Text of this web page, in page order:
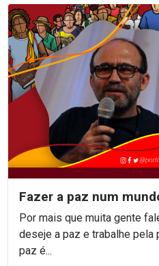
Fazer a paz num
Por mais que muita gente
deseje a paz e trabalhe
paz é...